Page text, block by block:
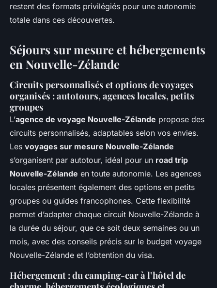
restent des formats privilégiés pour une autonomie
totale dans ces découvertes.
Séjours sur mesure et hébergements
en Nouvelle-Zélande
Circuits personnalisés et options de voyages
organisés : autotours, agences locales, petits
groupes
L’agence de voyage Nouvelle-Zélande propose des
circuits personnalisés, adaptables selon vos envies.
Les voyages sur mesure Nouvelle-Zélande
s’organisent par autotour, idéal pour un road trip
Nouvelle-Zélande en toute autonomie. Les agences
locales présentent également des options en petits
groupes ou guides francophones. Cette flexibilité
permet d’adapter chaque circuit Nouvelle-Zélande à
la durée du séjour, que ce soit deux semaines ou un
mois, avec des conseils précis sur le budget voyage
Nouvelle-Zélande et l’obtention du visa.
Hébergement : du camping-car à l’hôtel de